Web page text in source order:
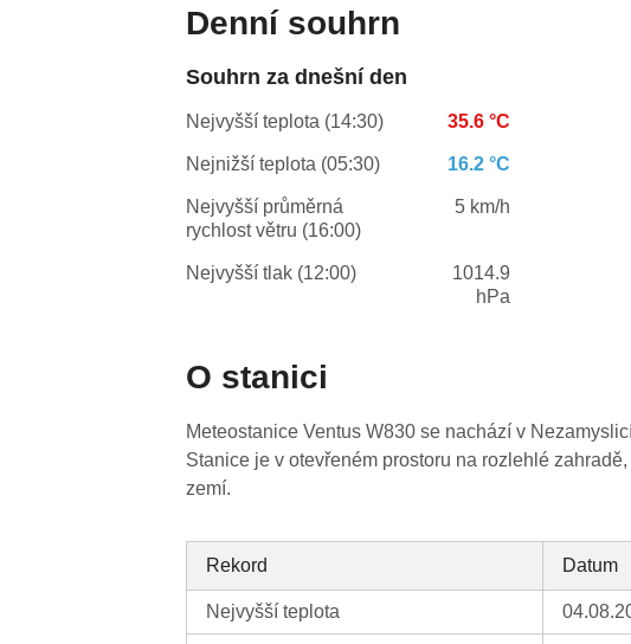
Denní souhrn
Souhrn za dnešní den
Nejvyšší teplota (14:30) 35.6 °C
Nejnižší teplota (05:30) 16.2 °C
Nejvyšší průměrná
rychlost větru (16:00)
5 km/h
Nejvyšší tlak (12:00)
1014.9
hPa
O stanici
Meteostanice Ventus W830 se nachází v
Stanice je v otevřeném prostoru na rozlehlé
zemí.
Rekord Datum
Nejvyšší teplota